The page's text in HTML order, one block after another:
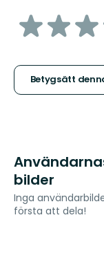
av
Betygsätt
bilder
Inga
första att dela!